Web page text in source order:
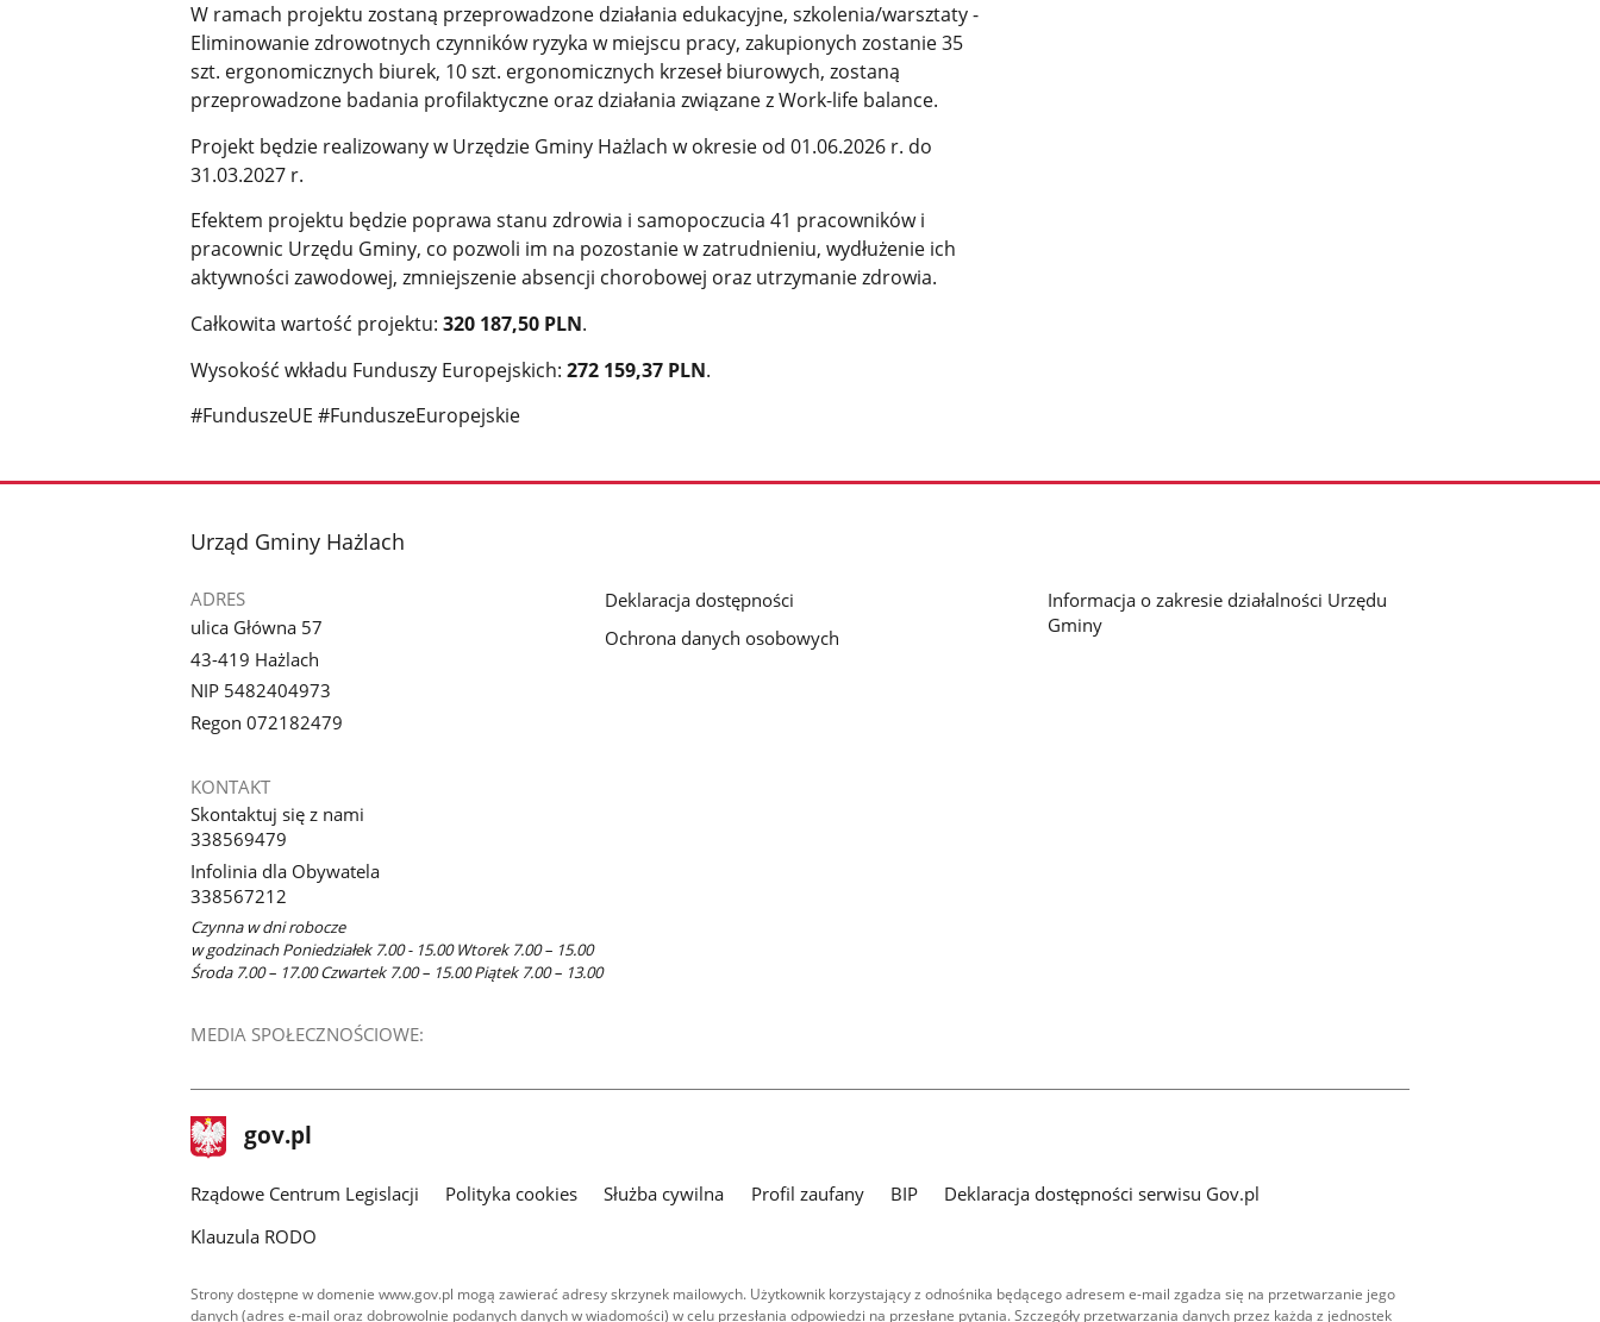
W ramach projektu zostaną przeprowadzone działania edukacyjne, szkolenia/warsztaty -
Eliminowanie zdrowotnych czynników ryzyka w miejscu pracy, zakupionych zostanie 35
szt. ergonomicznych biurek, 10 szt. ergonomicznych krzeseł biurowych, zostaną
przeprowadzone badania profilaktyczne oraz działania związane z Work-life balance.
Projekt będzie realizowany w Urzędzie Gminy Hażlach w okresie od 01.06.2026 r. do
31.03.2027 r.
Efektem projektu będzie poprawa stanu zdrowia i samopoczucia 41 pracowników i
pracownic Urzędu Gminy, co pozwoli im na pozostanie w zatrudnieniu, wydłużenie ich
aktywności zawodowej, zmniejszenie absencji chorobowej oraz utrzymanie zdrowia.
Całkowita wartość projektu: 320 187,50 PLN.
Wysokość wkładu Funduszy Europejskich: 272 159,37 PLN.
#FunduszeUE #FunduszeEuropejskie
stopka
Urząd Gminy Hażlach
ADRES
ulica Główna 57
43-419 Hażlach
NIP 5482404973
Regon 072182479
KONTAKT
Skontaktuj się z nami
338569479
Infolinia dla Obywatela
338567212
Czynna w dni robocze
w godzinach Poniedziałek 7.00 - 15.00 Wtorek 7.00 – 15.00
Środa 7.00 – 17.00 Czwartek 7.00 – 15.00 Piątek 7.00 – 13.00
MEDIA SPOŁECZNOŚCIOWE:
Deklaracja dostępności
Ochrona danych osobowych
Informacja o zakresie działalności Urzędu
Gminy
stopka
gov.pl Strona
gov.pl
Rządowe Centrum Legislacji Polityka cookies Służba cywilna Profil zaufany BIP
Deklaracja dostępności serwisu Gov.pl
Klauzula RODO
Strony dostępne w domenie www.gov.pl mogą zawierać adresy skrzynek mailowych. Użytkownik korzystający z odnośnika będącego adresem e-mail zgadza się na przetwarzanie jego
danych (adres e-mail oraz dobrowolnie podanych danych w wiadomości) w celu przesłania odpowiedzi na przesłane pytania. Szczegóły przetwarzania danych przez każdą z jednostek